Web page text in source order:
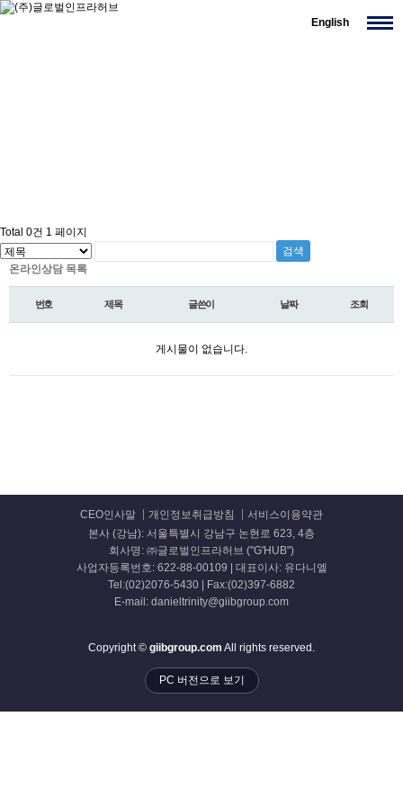
English
Total 0건 1 페이지
온라인상담 목록
번호 제목 글쓴이 날짜 조회
게시물이 없습니다.
CEO인사말 개인정보취급방침
서비스이용약관
본사 (강남): 서울특별시 강남구 논현로 623, 4층
회사명: ㈜글로벌인프라허브 ("G'HUB")
사업자등록번호: 622-88-00109 | 대표이사: 유다니엘
Tel:(02)2076-5430 | Fax:(02)397-6882
E-mail: danieltrinity@giibgroup.com
Copyright © giibgroup.com All rights reserved.
PC 버전으로 보기